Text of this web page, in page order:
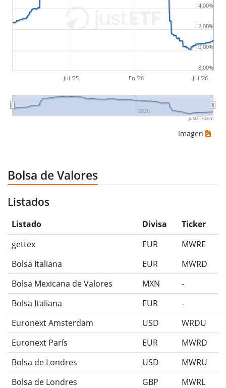
Jul '25 En '26 Jul '26
2026
8,00%
10,00%
12,00%
14,00%
justETF.com
Imagen
Bolsa de Valores
Listados
Listado Divisa
Ticker
gettex
EUR
MWRE
Bolsa Italiana
EUR
MWRD
Bolsa Mexicana de Valores
MXN
-
Bolsa Italiana
EUR
-
Euronext Amsterdam
USD
WRDU
Euronext París
EUR
MWRD
Bolsa de Londres
USD
MWRU
Bolsa de Londres
GBP
MWRL